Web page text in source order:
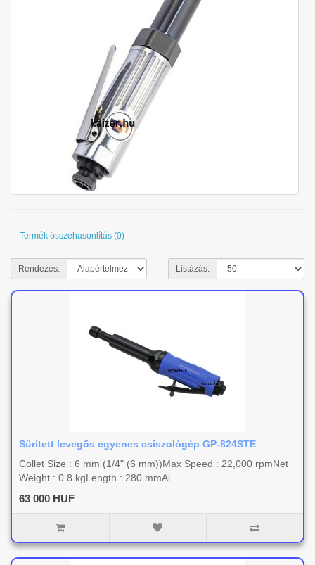
Termék összehasonlítás (0)
Rendezés: Listázás:
Sűrített levegős egyenes csiszológép GP-824STE
Collet Size : 6 mm (1/4" (6 mm))Max Speed : 22,000 rpmNet
Weight : 0.8 kgLength : 280 mmAi..
63 000 HUF